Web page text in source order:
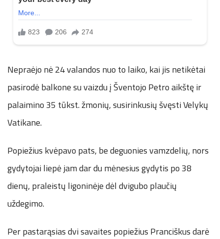
Nepraėjo nė 24 valandos nuo to laiko, kai jis netikėtai
pasirodė balkone su vaizdu į Šventojo Petro aikštę ir
palaimino 35 tūkst. žmonių, susirinkusių švęsti Velykų
Vatikane.
Popiežius kvėpavo pats, be deguonies vamzdelių, nors
gydytojai liepė jam dar du mėnesius gydytis po 38
dienų, praleistų ligoninėje dėl dvigubo plaučių
uždegimo.
Per pastarąsias dvi savaites popiežius Pranciškus darė